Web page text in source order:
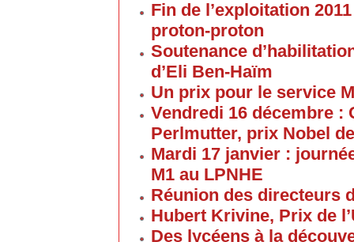
Fin de l’exploitation
proton-proton
Soutenance
d’Eli Ben-Haïm
Un prix pour le service
Vendredi 16 décembre :
Perlmutter, prix Nobel
Mardi 17 janvier :
M1 au LPNHE
Réunion des directeurs
Hubert Krivine, Prix de
Des lycéens à la